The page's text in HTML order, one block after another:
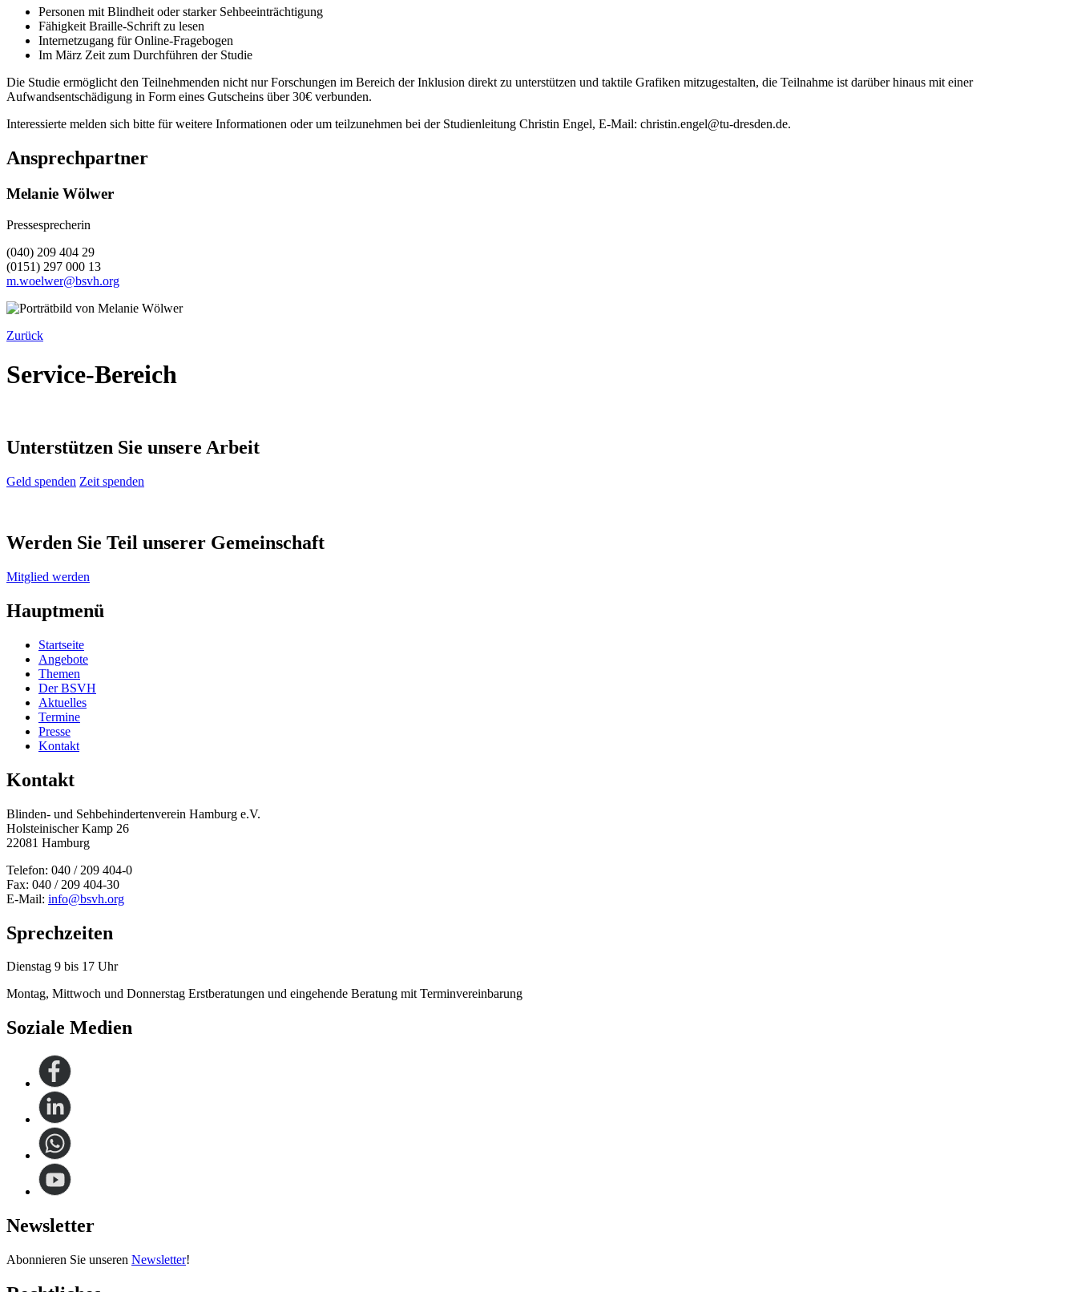
Personen mit Blindheit oder starker Sehbeeinträchtigung
Fähigkeit Braille-Schrift zu lesen
Internetzugang für Online-Fragebogen
Im März Zeit zum Durchführen der Studie
Die Studie ermöglicht den Teilnehmenden nicht nur Forschungen im Bereich der Inklusion direkt zu unterstützen und taktile Grafiken mitzugestalten, die Teilnahme ist darüber hinaus mit einer
Aufwandsentschädigung in Form eines Gutscheins über 30€ verbunden.
Interessierte melden sich bitte für weitere Informationen oder um teilzunehmen bei der Studienleitung Christin Engel, E-Mail: christin.engel@tu-dresden.de.
Ansprechpartner
Melanie Wölwer
Pressesprecherin
(040) 209 404 29
(0151) 297 000 13
m.woelwer@bsvh.org
Zurück
Service-Bereich
Unterstützen Sie unsere Arbeit
Geld spenden Zeit spenden
Werden Sie Teil unserer Gemeinschaft
Mitglied werden
Hauptmenü
Startseite
Angebote
Themen
Der BSVH
Aktuelles
Termine
Presse
Kontakt
Kontakt
Blinden- und Sehbehinderten­verein Hamburg e.V.
Holsteinischer Kamp 26
22081 Hamburg
Telefon: 040 / 209 404-0
Fax: 040 / 209 404-30
E-Mail: info@bsvh.org
Sprechzeiten
Dienstag 9 bis 17 Uhr
Montag, Mittwoch und Donnerstag Erstberatungen und eingehende Beratung mit Terminvereinbarung
Soziale Medien
Newsletter
Abonnieren Sie unseren Newsletter!